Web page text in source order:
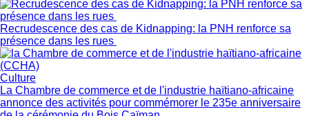
Recrudescence des cas de Kidnapping: la PNH renforce sa
présence dans les rues
Culture
La Chambre de commerce et de l'industrie haïtiano-africaine
annonce des activités pour commémorer le 235e anniversaire